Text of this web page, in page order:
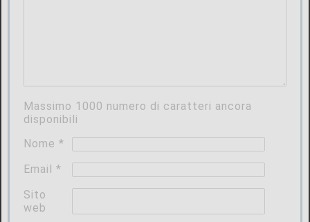
Massimo 1000 numero di caratteri ancora
disponibili
Nome*
Email*
Sito
web